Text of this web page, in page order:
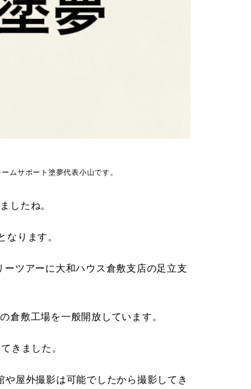
ムサポート塗夢代表小山です。
したね。
なります。
ツアーに大和ハウス倉敷支店の足立支
倉敷工場を一般開放しています。
きました。
屋外撮影は可能でしたから撮影してき